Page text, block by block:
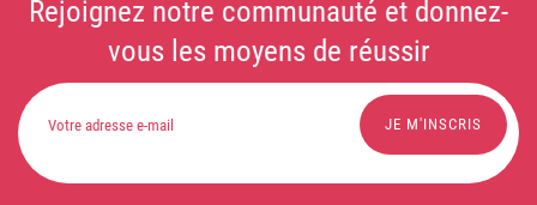
Comment avoir un système d’information
Télécharger
Rejoignez notre communauté et donnez-
vous les moyens de réussir